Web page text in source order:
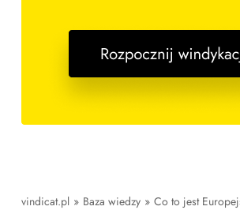
vindicat.pl » Baza wiedzy » Co to jest